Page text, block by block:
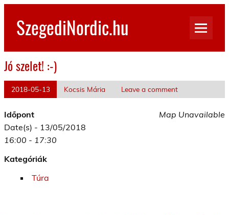
Skip
contentSzegediNordic.hu
Jó szelet! :-)
2018-05-13 Kocsis Mária Leave a comment
Map Unavailable
Időpont
Date(s) - 13/05/2018
16:00 - 17:30
Kategóriák
Túra